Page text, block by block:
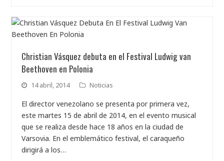
Christian Vásquez debuta en el Festival Ludwig van
Beethoven en Polonia
14 abril, 2014 Noticias
El director venezolano se presenta por primera vez,
este martes 15 de abril de 2014, en el evento musical
que se realiza desde hace 18 años en la ciudad de
Varsovia. En el emblemático festival, el caraqueño
dirigirá a los…